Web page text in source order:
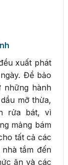
xuất phát
Để bảo
những hành
mỡ thừa,
rửa bát, vì
mảng bám
tất cả các
tắm đến
ăn và các